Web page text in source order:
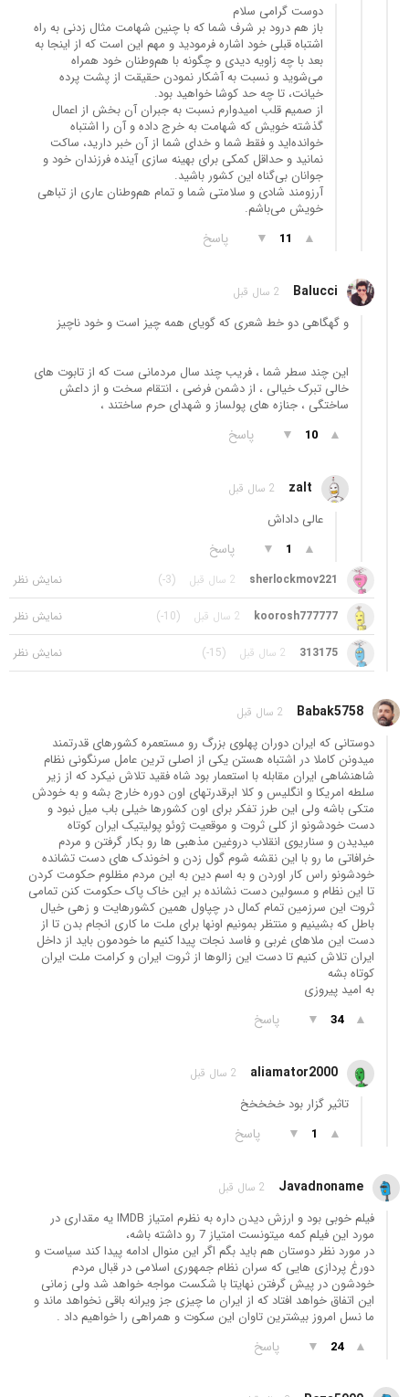
دوست گرامی سلام
باز هم درود بر شرف شما که با چنین شهامت مثال زدنی به راه
اشتباه قبلی خود اشاره فرمودید و مهم این است که از اینجا به
بعد با چه زاویه دیدی و چگونه با هم‌وطنان خود همراه
می‌شوید و نسبت به آشکار نمودن حقیقت از پشت پرده
خیانت، تا چه حد کوشا خواهید بود.
از صمیم قلب امیدوارم نسبت به جبران آن بخش از اعمال
گذشته خویش که شهامت به خرج داده و آن را اشتباه
خوانده‌اید و فقط شما و خدای شما از آن خبر دارید، ساکت
نمانید و حداقل کمکی برای بهینه سازی آینده فرزندان خود و
جوانان بی‌گناه این کشور باشید.
آرزومند شادی و سلامتی شما و تمام هم‌وطنان عاری از تباهی
خویش می‌باشم.
▲
11
▼ پاسخ
Balucci 2 سال قبل
و گهگاهی دو خط شعری که گویای همه چیز است و خود ناچیز
این چند سطر شما ، فریب چند سال مردمانی ست که از تابوت های
خالی تبرک خیالی ، از دشمن فرضی ، انتقام سخت و از داعش
ساختگی ، جنازه های پولساز و شهدای حرم ساختند ،
▲
10
▼ پاسخ
zalt 2 سال قبل
عالی داداش
▲
1
▼ پاسخ
sherlockmov221 2 سال قبل (-3)
koorosh777777 2 سال قبل (-10)
313175 2 سال قبل (-15)
Babak5758 2 سال قبل
دوستانی که ایران دوران پهلوی بزرگ رو مستعمره کشورهای قدرتمند
میدونن کاملا در اشتباه هستن یکی از اصلی ترین عامل سرنگونی نظام
شاهنشاهی ایران مقابله با استعمار بود شاه فقید تلاش نیکرد که از زیر
سلطه امریکا و انگلیس و کلا ابرقدرتهای اون دوره خارج بشه و به خودش
متکی باشه ولی این طرز تفکر برای اون کشورها خیلی باب میل نبود و
دست خودشونو از کلی ثروت و موقعیت ژوئو پولیتیک ایران کوتاه
میدیدن و سناریوی انقلاب دروغین مذهبی ها رو بکار گرفتن و مردم
خرافاتی ما رو با این نقشه شوم گول زدن و اخوندک های دست تشانده
خودشونو راس کار اوردن و به اسم دین به این مردم مظلوم حکومت کردن
تا این نظام و مسولین دست نشانده بر این خاک پاک حکومت کنن تمامی
ثروت این سرزمین تمام کمال در چپاول همین کشورهایت و زهی خیال
باطل که بشینیم و منتظر بمونیم اونها برای ملت ما کاری انجام بدن تا از
دست این ملاهای غربی و فاسد نجات پیدا کنیم ما خودمون باید از داخل
ایران تلاش کنیم تا دست این زالوها از ثروت ایران و کرامت ملت ایران
کوتاه بشه
به امید پیروزی
▲
34
▼ پاسخ
aliamator2000 2 سال قبل
تاثیر گزار بود خخخخخ
▲
1
▼ پاسخ
Javadnoname 2 سال قبل
فیلم خوبی بود و ارزش دیدن داره به نظرم امتیاز IMDB یه مقداری در
مورد این فیلم کمه میتونست امتیاز 7 رو داشته باشه،
در مورد نظر دوستان هم باید بگم اگر این منوال ادامه پیدا کند سیاست و
دورغ پردازی هایی که سران نظام جمهوری اسلامی در قبال مردم
خودشون در پیش گرفتن نهایتا با شکست مواجه خواهد شد ولی زمانی
این اتفاق خواهد افتاد که از ایران ما چیزی جز ویرانه باقی نخواهد ماند و
ما نسل امروز بیشترین تاوان این سکوت و همراهی را خواهیم داد .
▲
24
▼ پاسخ